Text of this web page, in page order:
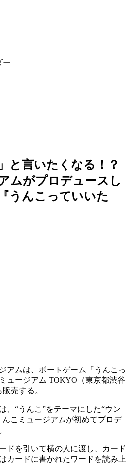
ー
と⾔いたくなる！？
ムがプロデュースし
うんこっていいた
アムは、ボートゲーム『うんこっ
ュージアム TOKYO（東京都渋谷
売する。
、“うんこ”をテーマにした“ウン
んこミュージアムが初めてプロデ
ドを引いて横の人に渡し、カード
カードに書かれたワードを読み上